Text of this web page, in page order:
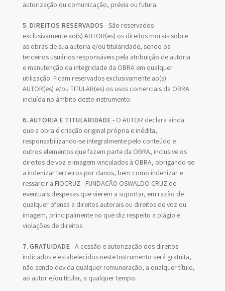
autorização ou comunicação, prévia ou futura.
5. DIREITOS RESERVADOS - São reservados
exclusivamente ao(s) AUTOR(es) os direitos morais sobre
as obras de sua autoria e/ou titularidade, sendo os
terceiros usuários responsáveis pela atribuição de autoria
e manutenção da integridade da OBRA em qualquer
utilização. Ficam reservados exclusivamente ao(s)
AUTOR(es) e/ou TITULAR(es) os usos comerciais da OBRA
incluída no âmbito deste instrumento.
6. AUTORIA E TITULARIDADE- O AUTOR declara ainda
que a obra é criação original própria e inédita,
responsabilizando-se integralmente pelo conteúdo e
outros elementos que fazem parte da OBRA, inclusive os
direitos de voz e imagem vinculados à OBRA, obrigando-se
a indenizar terceiros por danos, bem como indenizar e
ressarcir a FIOCRUZ - FUNDAÇÃO OSWALDO CRUZ de
eventuais despesas que vierem a suportar, em razão de
qualquer ofensa a direitos autorais ou direitos de voz ou
imagem, principalmente no que diz respeito a plágio e
violações de direitos.
7. GRATUIDADE- A cessão e autorização dos direitos
indicados e estabelecidos neste Instrumento será gratuita,
não sendo devida qualquer remuneração, a qualquer título,
ao autor e/ou titular, a qualquer tempo.